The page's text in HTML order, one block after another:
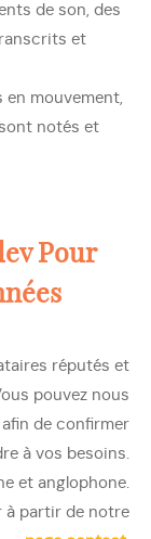
de son, des
et
en mouvement,
notés et
Pour
réputés et
pouvez nous
de confirmer
à vos besoins.
et anglophone.
à partir de notre